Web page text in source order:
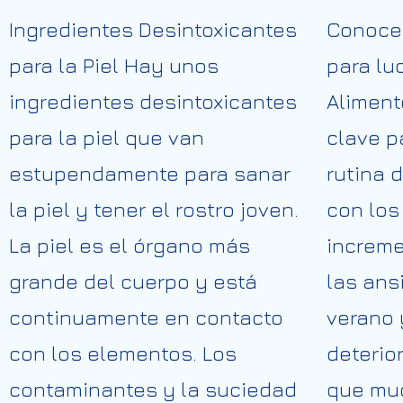
Ingredientes Desintoxicantes
para la Piel Hay unos
ingredientes desintoxicantes
para la piel que van
estupendamente para sanar
la piel y tener el rostro joven.
La piel es el órgano más
grande del cuerpo y está
continuamente en contacto
con los elementos. Los
contaminantes y la suciedad
para
clave
rutina
con
las
verano
que